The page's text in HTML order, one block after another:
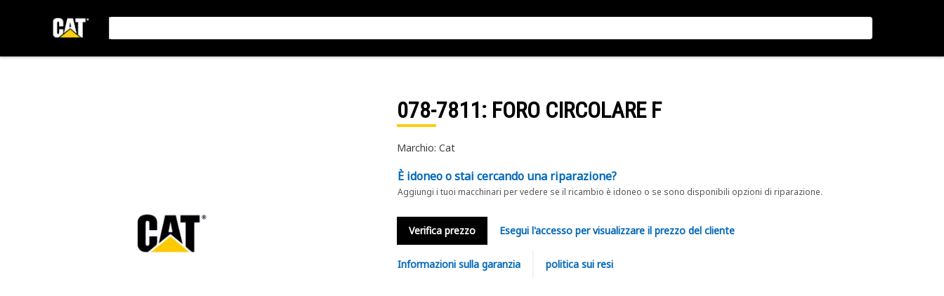
078-7811: FORO CIRCOLARE F
Marchio: Cat
È idoneo o stai cercando una riparazione?
Aggiungi i tuoi macchinari per vedere se il ricambio è idoneo o se sono disponibili opzioni di riparazione.
Verifica prezzo Esegui l'accesso per visualizzare il prezzo del cliente
Informazioni sulla garanzia politica sui resi